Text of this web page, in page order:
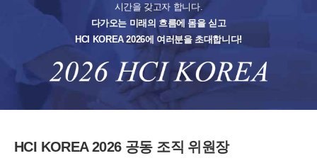
시간을 갖고자 합니다.
다가오는 미래의 흐름에 몸을 싣고
HCI KOREA 2026에 여러분을 초대합니다!
HCI KOREA 2026공동 조직 위원장